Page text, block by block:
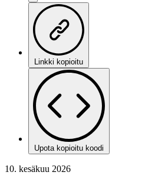
Linkki kopioitu
Upota kopioitu koodi
10. kesäkuu 2026